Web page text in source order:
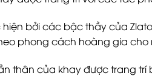
bởi các bậc thầy của
phong cách hoàng gia cho
thân của khay được trang trí